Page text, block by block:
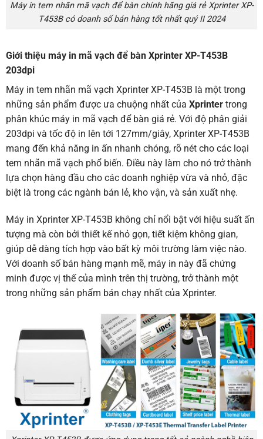
Máy in tem nhãn mã vạch để bàn chính hãng giá rẻ Xprinter XP-
T453B có doanh số bán hàng tốt nhất quý II 2024
Giới thiệu máy in mã vạch để bàn Xprinter XP-T453B
203dpi
Máy in tem nhãn mã vạch Xprinter XP-T453B là một trong
những sản phẩm được ưa chuộng nhất của Xprintertrong
phân khúc máy in mã vạch để bàn giá rẻ. Với độ phân giải
203dpi và tốc độ in lên tới 127mm/giây, Xprinter XP-T453B
mang đến khả năng in ấn nhanh chóng, rõ nét cho các loại
tem nhãn mã vạch phổ biến. Điều này làm cho nó trở thành
lựa chọn hàng đầu cho các doanh nghiệp vừa và nhỏ, đặc
biệt là trong các ngành bán lẻ, kho vận, và sản xuất nhẹ.
Máy in Xprinter XP-T453B không chỉ nổi bật với hiệu suất ấn
tượng mà còn bởi thiết kế nhỏ gọn, tiết kiệm không gian,
giúp dễ dàng tích hợp vào bất kỳ môi trường làm việc nào.
Với doanh số bán hàng mạnh mẽ, máy in này đã chứng
minh được vị thế của mình trên thị trường, trở thành một
trong những sản phẩm bán chạy nhất của Xprinter.